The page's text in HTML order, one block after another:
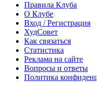
Правила Клуба
О Клубе
Вход / Регистрация
ХудСовет
Как связаться
Статистика
Реклама на сайте
Вопросы и ответы
Политика